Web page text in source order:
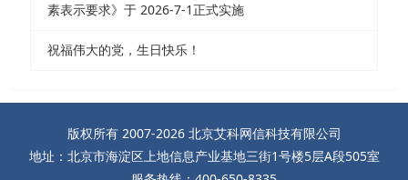
素表示要求》于 2026-7-1正式实施
祝福伟大的党，生日快乐！
版权所有 2007-2026 北京艾科网信科技有限公司
地址：北京市海淀区上地信息产业基地三街1号楼5层A段505室